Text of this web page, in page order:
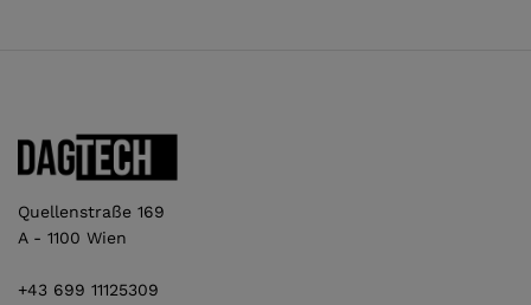
Quellenstraße 169
A - 1100 Wien
+43 699 11125309